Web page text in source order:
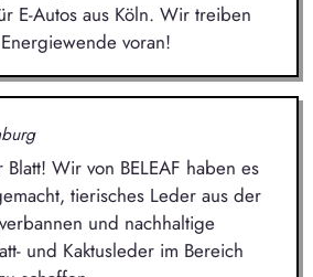
E-Autos aus Köln. Wir treiben
voran!
Wir von BELEAF haben es
tierisches Leder aus der
und nachhaltige
und Kaktusleder im Bereich